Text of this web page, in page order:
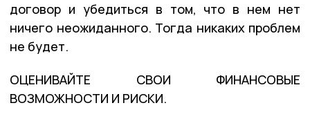
договор и убедиться в том, что в нем нет
ничего неожиданного. Тогда никаких проблем
не будет.
ОЦЕНИВАЙТЕ СВОИ ФИНАНСОВЫЕ
ВОЗМОЖНОСТИ И РИСКИ.